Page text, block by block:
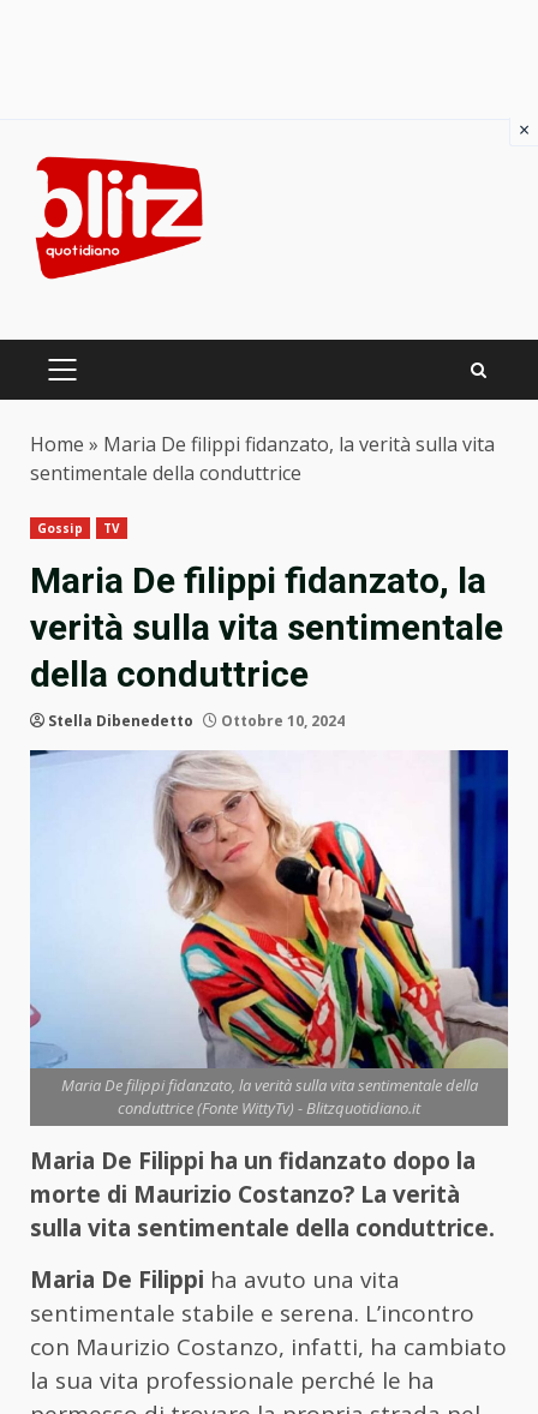
content
PRIMARY
Home » Maria De filippi fidanzato, la verità sulla vita
sentimentale della conduttrice
Gossip TV
Maria De filippi fidanzato, la
verità sulla vita sentimentale
della conduttrice
Stella Dibenedetto Ottobre 10, 2024
Maria De filippi fidanzato, la verità sulla vita sentimentale della
conduttrice (Fonte WittyTv) - Blitzquotidiano.it
Maria De Filippi ha un fidanzato dopo la
morte di Maurizio Costanzo? La verità
sulla vita sentimentale della conduttrice.
Maria De Filippi ha avuto una vita
sentimentale stabile e serena. L’incontro
con Maurizio Costanzo, infatti, ha cambiato
la sua vita professionale perché le ha
×